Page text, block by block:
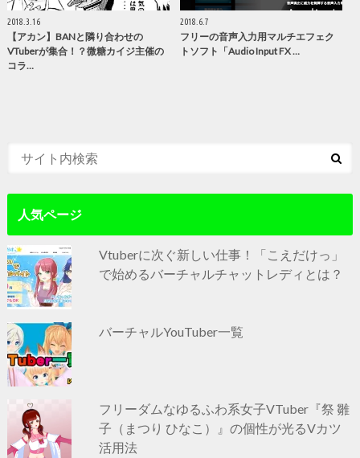
2018.3.16
【アカン】BANと隣り合わせの
VTuberが集合！？微糖カイジ主催の
コラ…
2018.6.7
フリーの音声入力用マルチエフェク
トソフト「Audio Input FX …
人気ページ
Vtuberに次ぐ新しい仕事！「こえだけっ」
で始めるバーチャルチャットレディとは？
バーチャルYouTuber一覧
フリーダムなゆるふわ系女子VTuber『祭 雛
子（まつり ひなこ）』の個性が光るVカツ
活用法